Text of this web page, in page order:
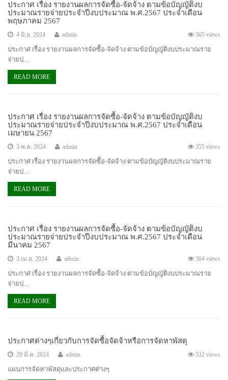
ประกาศ เรื่อง รายงานผลการจัดซื้อ-จัดจ้าง ตามข้อบัญญัติงบ
ประมาณรายจ่ายประจำปีงบประมาณ พ.ศ.2567 ประจำเดือน
พฤษภาคม 2567
4 มิ.ย. 2024 365 views
admin
ประกาศ เรื่อง รายงานผลการจัดซื้อ-จัดจ้าง ตามข้อบัญญัติงบประมาณราย
จ่ายป…
READ MORE
ประกาศ เรื่อง รายงานผลการจัดซื้อ-จัดจ้าง ตามข้อบัญญัติงบ
ประมาณรายจ่ายประจำปีงบประมาณ พ.ศ.2567 ประจำเดือน
เมษายน 2567
3 พ.ค. 2024 355 views
admin
ประกาศ เรื่อง รายงานผลการจัดซื้อ-จัดจ้าง ตามข้อบัญญัติงบประมาณราย
จ่ายป…
READ MORE
ประกาศ เรื่อง รายงานผลการจัดซื้อ-จัดจ้าง ตามข้อบัญญัติงบ
ประมาณรายจ่ายประจำปีงบประมาณ พ.ศ.2567 ประจำเดือน
มีนาคม 2567
3 เม.ย. 2024 364 views
admin
ประกาศ เรื่อง รายงานผลการจัดซื้อ-จัดจ้าง ตามข้อบัญญัติงบประมาณราย
จ่ายป…
READ MORE
ประกาศต่างๆเกี่ยวกับการจัดซื้อจัดจ้าหรือการจัดหาพัสดุ
29 มี.ค. 2024 532 views
admin
แผนการจัดหาพัสดุและประกาศต่างๆ